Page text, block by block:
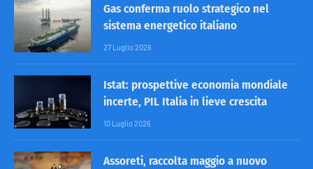
Gas conferma ruolo strategico nel
sistema energetico italiano
27 Luglio 2026
Istat: prospettive economia mondiale
incerte, PIL Italia in lieve crescita
10 Luglio 2026
Assoreti, raccolta maggio a nuovo